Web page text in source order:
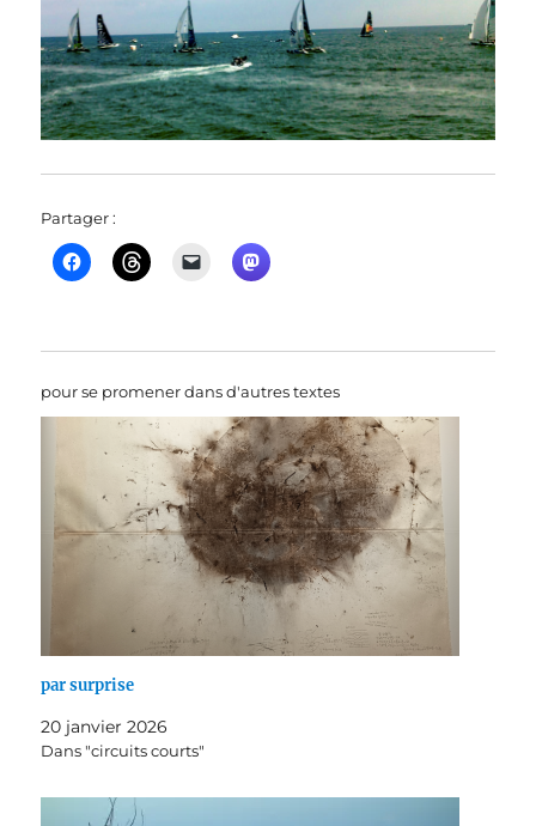
Partager :
pour se promener dans d'autres textes
par surprise
20 janvier 2026
Dans "circuits courts"